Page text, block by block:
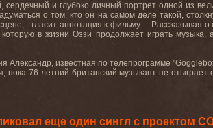
и глубоко личный портрет одной из
о том, кто он на самом деле такой,
- гласит аннотация к фильму. – Рассказывая
в жизни Оззи продолжает играть
Александр, известная по телепрограмме
пока 76-летний британский музыкант не отыграет
еще один сингл с проектом